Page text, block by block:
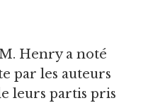
Henry a noté
par les auteurs
leurs partis pris